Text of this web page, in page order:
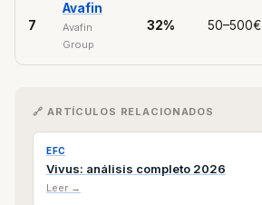
7
Avafin
Avafin
Group
32% 50–500€
🔗 ARTÍCULOS RELACIONADOS
EFC
Vivus: análisis completo 2026
Leer →